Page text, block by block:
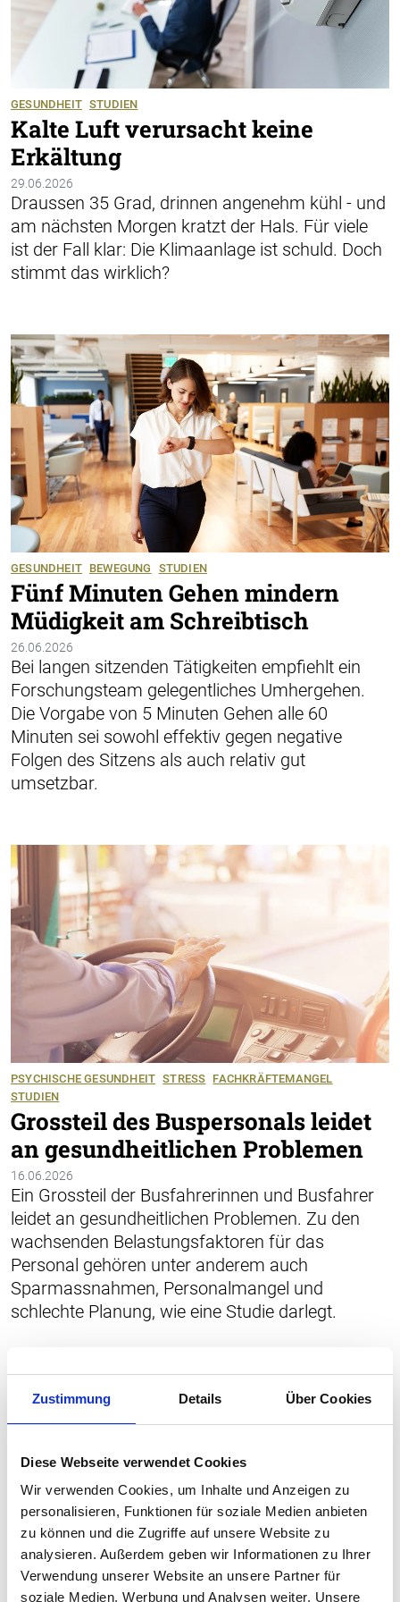
Zustimmung Details Über Cookies
Diese Webseite verwendet Cookies
Wir verwenden Cookies, um Inhalte und Anzeigen zu
personalisieren, Funktionen für soziale Medien anbieten
zu können und die Zugriffe auf unsere Website zu
analysieren. Außerdem geben wir Informationen zu Ihrer
Verwendung unserer Website an unsere Partner für
soziale Medien, Werbung und Analysen weiter. Unsere
GESUNDHEIT STUDIEN
Kalte Luft verursacht keine
Erkältung
29.06.2026
Draussen 35 Grad, drinnen angenehm kühl - und
am nächsten Morgen kratzt der Hals. Für viele
ist der Fall klar: Die Klimaanlage ist schuld. Doch
stimmt das wirklich?
GESUNDHEIT BEWEGUNG STUDIEN
Fünf Minuten Gehen mindern
Müdigkeit am Schreibtisch
26.06.2026
Bei langen sitzenden Tätigkeiten empfiehlt ein
Forschungsteam gelegentliches Umhergehen.
Die Vorgabe von 5 Minuten Gehen alle 60
Minuten sei sowohl effektiv gegen negative
Folgen des Sitzens als auch relativ gut
umsetzbar.
PSYCHISCHE GESUNDHEIT STRESS FACHKRÄFTEMANGEL
STUDIEN
Grossteil des Buspersonals leidet
an gesundheitlichen Problemen
16.06.2026
Ein Grossteil der Busfahrerinnen und Busfahrer
leidet an gesundheitlichen Problemen. Zu den
wachsenden Belastungsfaktoren für das
Personal gehören unter anderem auch
Sparmassnahmen, Personalmangel und
schlechte Planung, wie eine Studie darlegt.